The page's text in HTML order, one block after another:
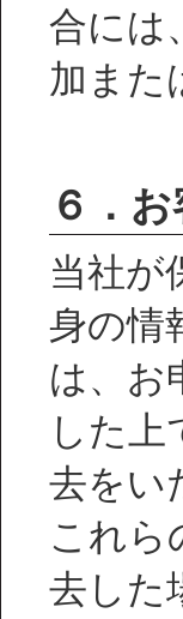
合には
加また
６．
当社が
身の情
は、お
した上
去をい
これら
去した